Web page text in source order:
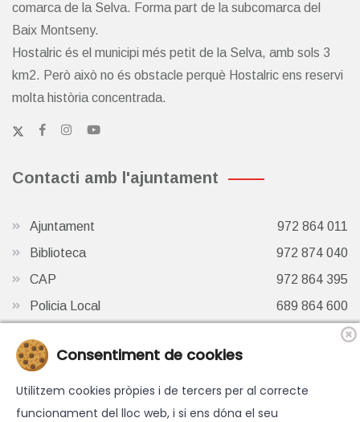
comarca de la Selva. Forma part de la subcomarca del
Baix Montseny.
Hostalric és el municipi més petit de la Selva, amb sols 3
km2. Però això no és obstacle perquè Hostalric ens reservi
molta història concentrada.
Contacti amb l'ajuntament
Ajuntament
972 864 011
Biblioteca
972 874 040
CAP
972 864 395
Policia Local
689 864 600
972 87 41 65
Consentiment de cookies
Utilitzem cookies pròpies i de tercers per al correcte
funcionament del lloc web, i si ens dóna el seu